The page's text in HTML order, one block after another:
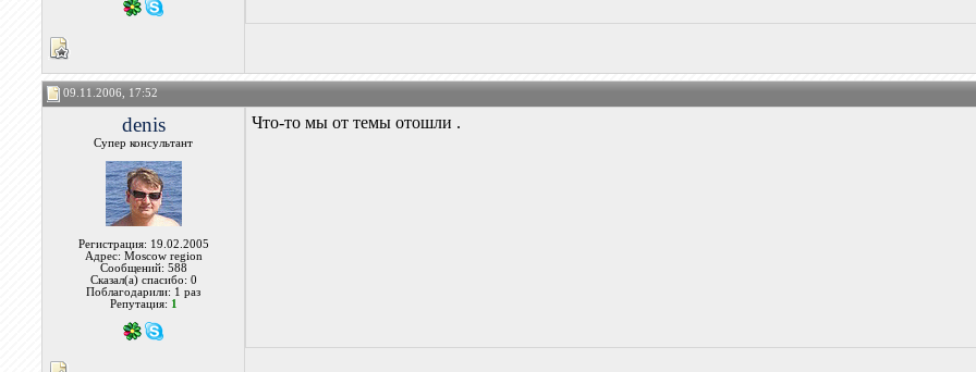
09.11.2006, 17:52
denis
Супер консультант
Регистрация: 19.02.2005
Адрес: Moscow region
Сообщений: 588
Сказал(а) спасибо: 0
Поблагодарили: 1 раз
Репутация: 1
Что-то мы от темы отошли .